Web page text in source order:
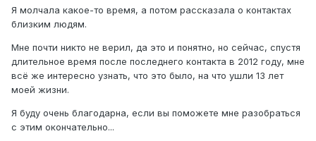
Я молчала какое-то время, а потом рассказала о контактах
близким людям.
Мне почти никто не верил, да это и понятно, но сейчас, спустя
длительное время после последнего контакта в 2012 году, мне
всё же интересно узнать, что это было, на что ушли 13 лет
моей жизни.
Я буду очень благодарна, если вы поможете мне разобраться
с этим окончательно...